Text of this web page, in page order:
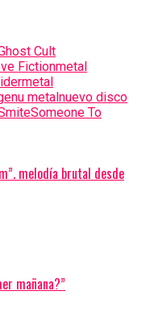
Cult
Fictionmetal
metal
nu metalnuevo disco
Someone To
melodía brutal desde
mañana?”